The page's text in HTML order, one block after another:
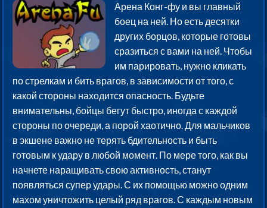
Арена Конг-фу и вы главный
боец на ней. Но есть десятки
других борцов, которые готовы
сразиться с вами на ней. Чтобы
им парировать, нужно кликать
по стрелкам и бить врагов, в зависимости от того, с
какой стороны находится опасность. Будьте
внимательны, бойцы бегут быстро, иногда с каждой
стороны по очереди, а порой хаотично. Для мальчиков
в экшене важно не терять бдительность и быть
готовым к удару в любой момент. По мере того, как вы
начнете наращивать свою активность, станут
появляться супер удары. С их помощью можно одним
махом уничтожить целый ряд врагов. С каждым новым